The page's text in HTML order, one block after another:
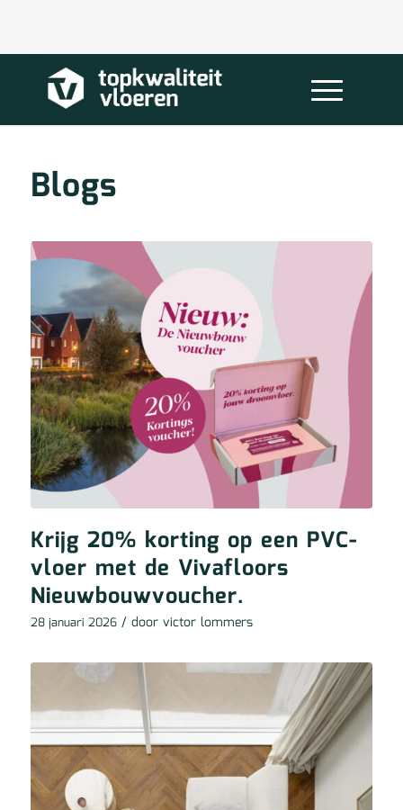
Blogs
Krijg 20% korting op een PVC-
vloer met de Vivafloors
Nieuwbouwvoucher.
28 januari 2026/ door victor lommers